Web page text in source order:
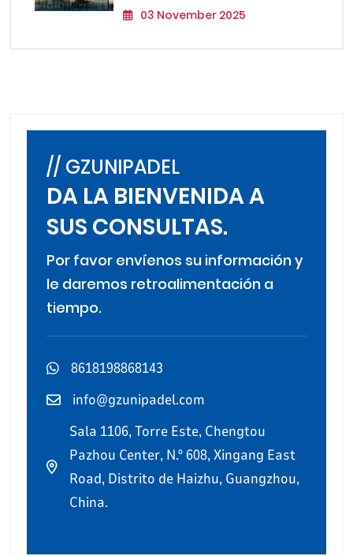
03 November 2025
// GZUNIPADEL
DA LA BIENVENIDA A
SUS CONSULTAS.
Por favor envíenos su información y
le daremos retroalimentación a
tiempo.
8618198868143
info@gzunipadel.com
Sala 1106, Torre Este, Chengtou
Pazhou Center, N.º 608, Xingang East
Road, Distrito de Haizhu, Guangzhou,
China.